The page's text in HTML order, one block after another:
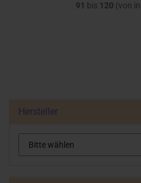
91 bis 120 (von
Hersteller